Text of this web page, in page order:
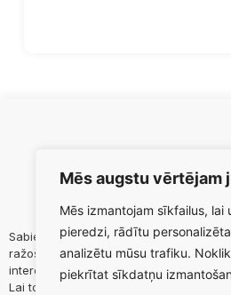
Mēs augstu vērtējam
Mēs izmantojam sīkfailus, lai
pieredzi, rādītu
analizētu mūsu trafiku.
piekrītat sīkdatņu
Sabiedrības mērķis ir maksimizēt
ražošanas efektivitāti, nodrošināt
intereses un vajadzības.
Lai to paveiktu, nepieciešama abpusēja